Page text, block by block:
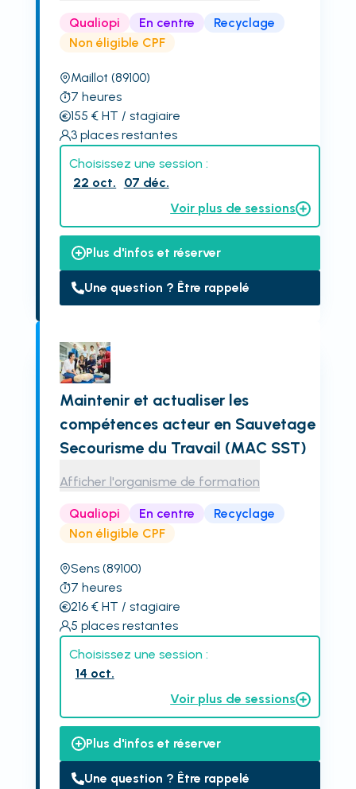
Qualiopi En centre
Recyclage
Non éligible CPF
Maillot (89100)
7 heures
155 € HT / stagiaire
3 places restantes
Choisissez une session :
22 oct.
07 déc.
Voir plus de sessions
Plus d'infos et réserver
Une question ? Être rappelé
Maintenir et actualiser les
compétences acteur en Sauvetage
Secourisme du Travail (MAC SST)
Afficher l'organisme de formation
Qualiopi En centre
Recyclage
Non éligible CPF
Sens (89100)
7 heures
216€ HT / stagiaire
5 places restantes
Choisissez une session :
14 oct.
Voir plus de sessions
Plus d'infos et réserver
Une question ? Être rappelé